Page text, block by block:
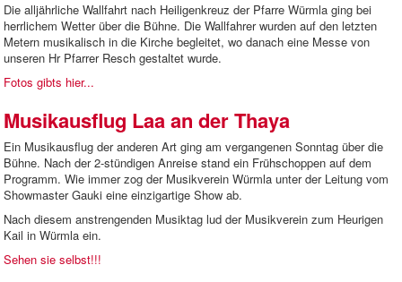
Die alljährliche Wallfahrt nach Heiligenkreuz der Pfarre Würmla ging bei
herrlichem Wetter über die Bühne. Die Wallfahrer wurden auf den letzten
Metern musikalisch in die Kirche begleitet, wo danach eine Messe von
unseren Hr Pfarrer Resch gestaltet wurde.
Fotos gibts hier...
Musikausflug Laa an der Thaya
Ein Musikausflug der anderen Art ging am vergangenen Sonntag über die
Bühne. Nach der 2-stündigen Anreise stand ein Frühschoppen auf dem
Programm. Wie immer zog der Musikverein Würmla unter der Leitung vom
Showmaster Gauki eine einzigartige Show ab.
Nach diesem anstrengenden Musiktag lud der Musikverein zum Heurigen
Kail in Würmla ein.
Sehen sie selbst!!!